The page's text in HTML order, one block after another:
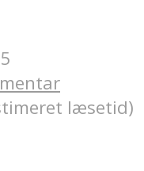
læsetid)